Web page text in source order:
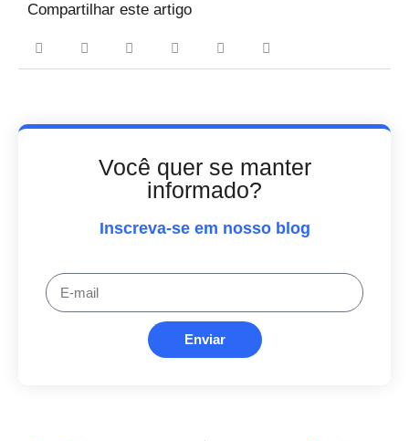
Compartilhar este artigo
Você quer se manter
informado?
Inscreva-se em nosso blog
Enviar